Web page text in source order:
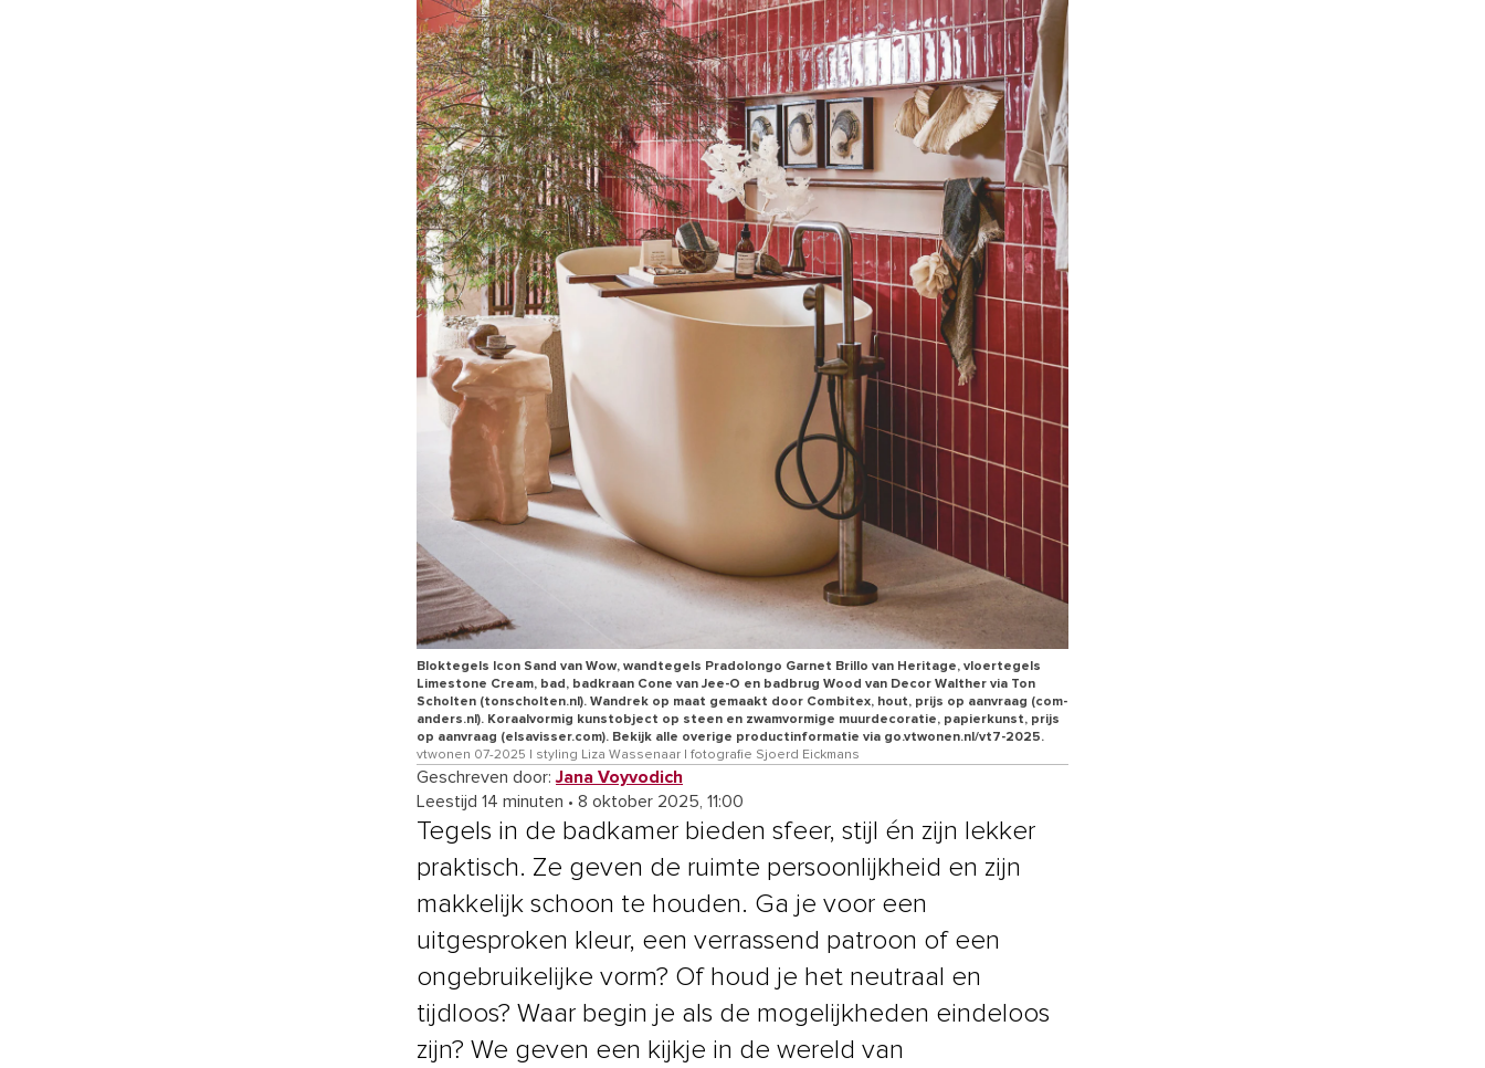
Bloktegels Icon Sand van Wow, wandtegels Pradolongo Garnet Brillo van Heritage, vloertegels
Limestone Cream, bad, badkraan Cone van Jee-O en badbrug Wood van Decor Walther via Ton
Scholten (tonscholten.nl). Wandrek op maat gemaakt door Combitex, hout, prijs op aanvraag (com-
anders.nl). Koraalvormig kunstobject op steen en zwamvormige muurdecoratie, papierkunst, prijs
op aanvraag (elsavisser.com). Bekijk alle overige productinformatie via go.vtwonen.nl/vt7-2025.
vtwonen 07-2025 | styling Liza Wassenaar | fotografie Sjoerd Eickmans
Geschreven door:Jana Voyvodich
Leestijd 14 minuten • 8 oktober 2025, 11:00
Tegels in de badkamer bieden sfeer, stijl én zijn lekker
praktisch. Ze geven de ruimte persoonlijkheid en zijn
makkelijk schoon te houden. Ga je voor een
uitgesproken kleur, een verrassend patroon of een
ongebruikelijke vorm? Of houd je het neutraal en
tijdloos? Waar begin je als de mogelijkheden eindeloos
zijn? We geven een kijkje in de wereld van